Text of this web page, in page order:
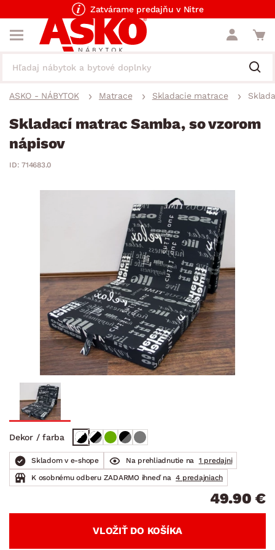
Zatvárame predajňu v Nitre
ASKO - NÁBYTOK Matrace Skladacie matrace
Skladací matrac Samba, so vzorom
nápisov
ID: 714683.0
Dekor / farba
Skladom v e-shope Na prehliadnutie na
1 predajni
K osobnému odberu ZADARMO ihneď na 4 predajniach
49.90 €
VLOŽIŤ DO KOŠÍKA